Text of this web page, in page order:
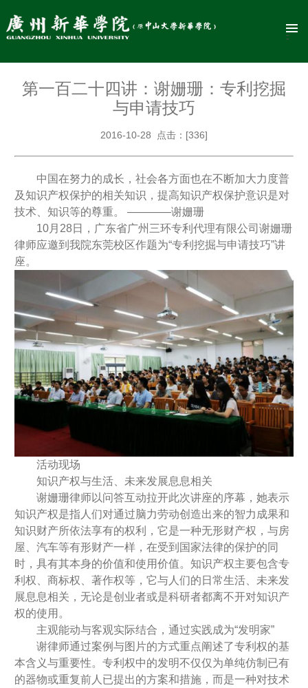
第一百二十四讲：谢姗珊：专利挖掘
与申请技巧
2016-10-28 点击：[336]
中国在努力的成长，社会各方面也在不断加大力度普
及知识产权保护的相关知识，提高知识产权保护意识是对
技术、知识等的尊重。 ————谢姗珊
10月28日，广东省广州三环专利代理有限公司谢姗珊
律师应邀到我院东莞校区作题为“专利挖掘与申请技巧”讲
座。
活动现场
知识产权与生活、未来发展息息相关
谢姗珊律师以问答互动拉开此次讲座的序幕，她表示
知识产权是指人们对通过脑力劳动创造出来的智力成果和
知识财产所依法享有的权利，它是一种无形财产权，与房
屋、汽车等有形财产一样，在受到国家法律的保护的同
时，具有其本身的价值和使用价值。知识产权主要包含专
利权、商标权、著作权等，它与人们的日常生活、未来发
展息息相关，无论是创业者或是科研者都离不开对知识产
权的使用。
主观能动与客观实际结合，通过实践成为“发明家”
谢律师通过案例与图片的方式重点阐述了专利权的基
本含义与重要性。专利权中的发明不仅仅为单纯仿制已有
的器物或重复前人已提出的方案和措施，而是一种对技术